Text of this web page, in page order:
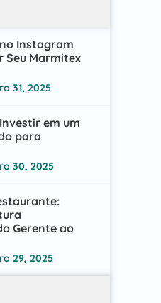
no Instagram
Seu Marmitex
31, 2025
em um
para
30, 2025
Gerente ao
29, 2025